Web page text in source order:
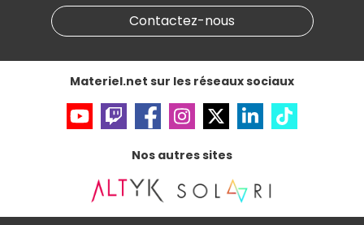
Informations légales
Données personnelles
Accessibilité : non conforme
Contactez-nous
Materiel.net sur les réseaux sociaux
Nos autres sites